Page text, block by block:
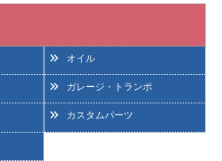
オイル
ガレージ・トランポ
カスタムパーツ